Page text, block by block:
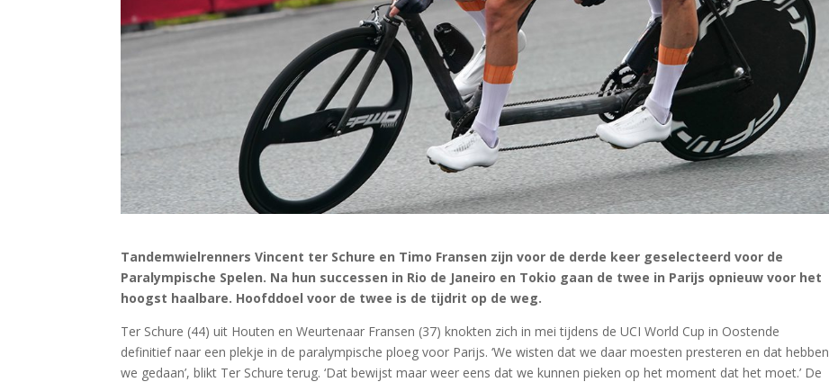
Tandemwielrenners Vincent ter Schure en Timo Fransen zijn voor de derde keer geselecteerd voor de
Paralympische Spelen. Na hun successen in Rio de Janeiro en Tokio gaan de twee in Parijs opnieuw voor het
hoogst haalbare. Hoofddoel voor de twee is de tijdrit op de weg.
Ter Schure (44) uit Houten en Weurtenaar Fransen (37) knokten zich in mei tijdens de UCI World Cup in Oostende
definitief naar een plekje in de paralympische ploeg voor Parijs. ‘We wisten dat we daar moesten presteren en dat hebben
we gedaan’, blikt Ter Schure terug. ‘Dat bewijst maar weer eens dat we kunnen pieken op het moment dat het moet.’ De